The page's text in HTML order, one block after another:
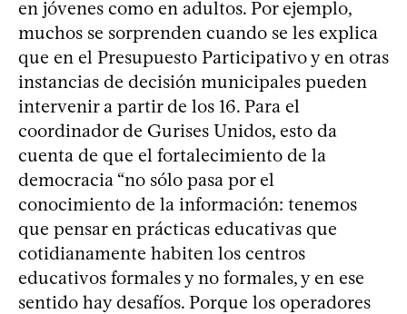
en jóvenes como en adultos. Por ejemplo,
muchos se sorprenden cuando se les explica
que en el Presupuesto Participativo y en otras
instancias de decisión municipales pueden
intervenir a partir de los 16. Para el
coordinador de Gurises Unidos, esto da
cuenta de que el fortalecimiento de la
democracia “no sólo pasa por el
conocimiento de la información: tenemos
que pensar en prácticas educativas que
cotidianamente habiten los centros
educativos formales y no formales, y en ese
sentido hay desafíos. Porque los operadores